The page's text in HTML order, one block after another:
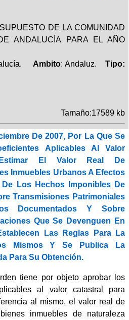
DE LA COMUNIDAD
ANDALUCÍA PARA EL AÑO
Ambito: Andaluz.Tipo:
Tamaño:17589 kb
De 2007, Por La Que Se
Aplicables Al Valor
El Valor Real De
Inmuebles Urbanos A Efectos
Los Hechos Imponibles De
Transmisiones Patrimoniales
Documentados Y Sobre
Que Se Devenguen En
Las Reglas Para La
Mismos Y Se Publica La
Para Su Obtención.
tiene por objeto aprobar los
al valor catastral para
al mismo, el valor real de
inmuebles de naturaleza